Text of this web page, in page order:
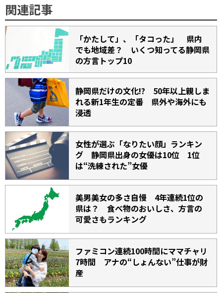
関連記事
「かたして」、「タコった」 県内
でも地域差？ いくつ知ってる静岡県
の方言トップ10
静岡県だけの文化!? 50年以上親しま
れる新1年生の定番 県外や海外にも
浸透
女性が選ぶ「なりたい顔」ランキン
グ 静岡県出身の女優は10位 1位
は“洗練された”女優
美男美女の多さ自慢 4年連続1位の
県は？ 食べ物のおいしさ、方言の
可愛さもランキング
ファミコン連続100時間にママチャリ
7時間 アナの“しょんない”仕事が財
産